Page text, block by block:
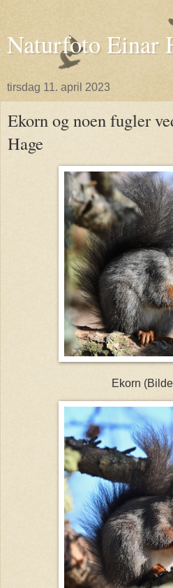
Naturfoto Einar
tirsdag 11. april 2023
Ekorn og noen fugler
Hage
Ekorn